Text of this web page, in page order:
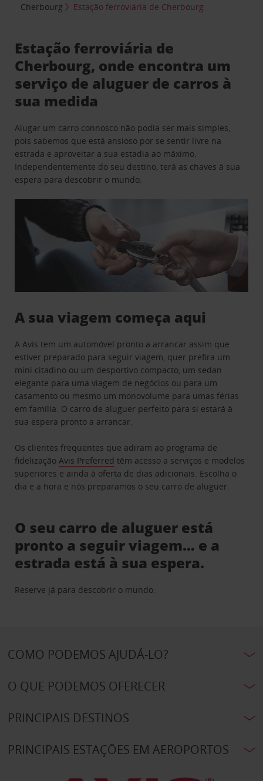
Cherbourg
Estação ferroviária de Cherbourg
Estação ferroviária de
Cherbourg, onde encontra um
serviço de aluguer de carros à
sua medida
Alugar um carro connosco não podia ser mais simples,
pois sabemos que está ansioso por se sentir livre na
estrada e aproveitar a sua estadia ao máximo.
Independentemente do seu destino, terá as chaves à sua
espera para descobrir o mundo.
A sua viagem começa aqui
A Avis tem um automóvel pronto a arrancar assim que
estiver preparado para seguir viagem, quer prefira um
mini citadino ou um desportivo compacto, um sedan
elegante para uma viagem de negócios ou para um
casamento ou mesmo um monovolume para umas férias
em família. O carro de aluguer perfeito para si estará à
sua espera pronto a arrancar.
Os clientes frequentes que adiram ao programa de
fidelizaçãoAvis Preferred têm acesso a serviços e modelos
superiores e ainda à oferta de dias adicionais. Escolha o
dia e a hora e nós preparamos o seu carro de aluguer.
O seu carro de aluguer está
pronto a seguir viagem… e a
estrada está à sua espera.
Reserve já para descobrir o mundo.
COMO PODEMOS AJUDÁ-LO?
O QUE PODEMOS OFERECER
PRINCIPAIS DESTINOS
PRINCIPAIS ESTAÇÕES EM AEROPORTOS